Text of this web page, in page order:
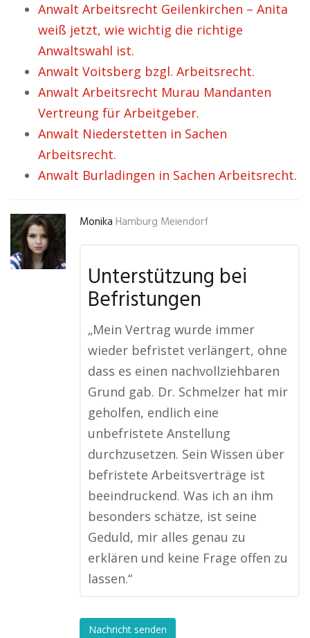
Anwalt Arbeitsrecht Geilenkirchen – Anita
weiß jetzt, wie wichtig die richtige
Anwaltswahl ist.
Anwalt Voitsberg bzgl. Arbeitsrecht.
Anwalt Arbeitsrecht Murau Mandanten
Vertreung für Arbeitgeber.
Anwalt Niederstetten in Sachen
Arbeitsrecht.
Anwalt Burladingen in Sachen Arbeitsrecht.
Monika Hamburg Meiendorf
Unterstützung bei
Befristungen
„Mein Vertrag wurde immer
wieder befristet verlängert, ohne
dass es einen nachvollziehbaren
Grund gab. Dr. Schmelzer hat mir
geholfen, endlich eine
unbefristete Anstellung
durchzusetzen. Sein Wissen über
befristete Arbeitsverträge ist
beeindruckend. Was ich an ihm
besonders schätze, ist seine
Geduld, mir alles genau zu
erklären und keine Frage offen zu
lassen.“
Nachricht senden